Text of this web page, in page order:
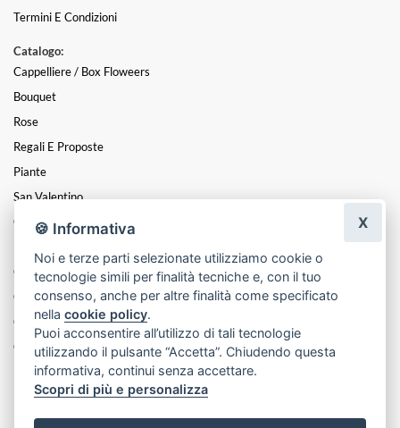
Termini E Condizioni
Catalogo:
Cappelliere / Box Floweers
Bouquet
Rose
Regali E Proposte
Piante
San Valentino
Centrotavola
Coroncine
Composizioni
Cesti
Cuori
Funebre
🍪 Informativa
Noi e terze parti selezionate utilizziamo cookie o
tecnologie simili per finalità tecniche e, con il tuo
consenso, anche per altre finalità come specificato
nellacookie policy.
Puoi acconsentire all’utilizzo di tali tecnologie
utilizzando il pulsante “Accetta”. Chiudendo questa
informativa, continui senza accettare.
Scopri di più e personalizza
X